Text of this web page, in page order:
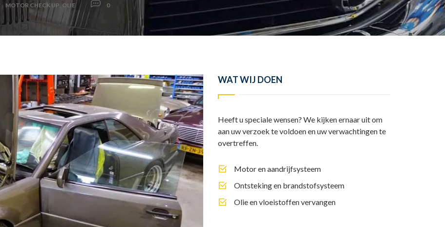
MOTOR CHECK UP, OLIE 0
WAT WIJ DOEN
Heeft u speciale wensen? We kijken ernaar uit om
aan uw verzoek te voldoen en uw verwachtingen te
overtreffen.
Motor en aandrijfsysteem
Ontsteking en brandstofsysteem
Olie en vloeistoffen vervangen
I
n
A
p
L
i
l
e
n